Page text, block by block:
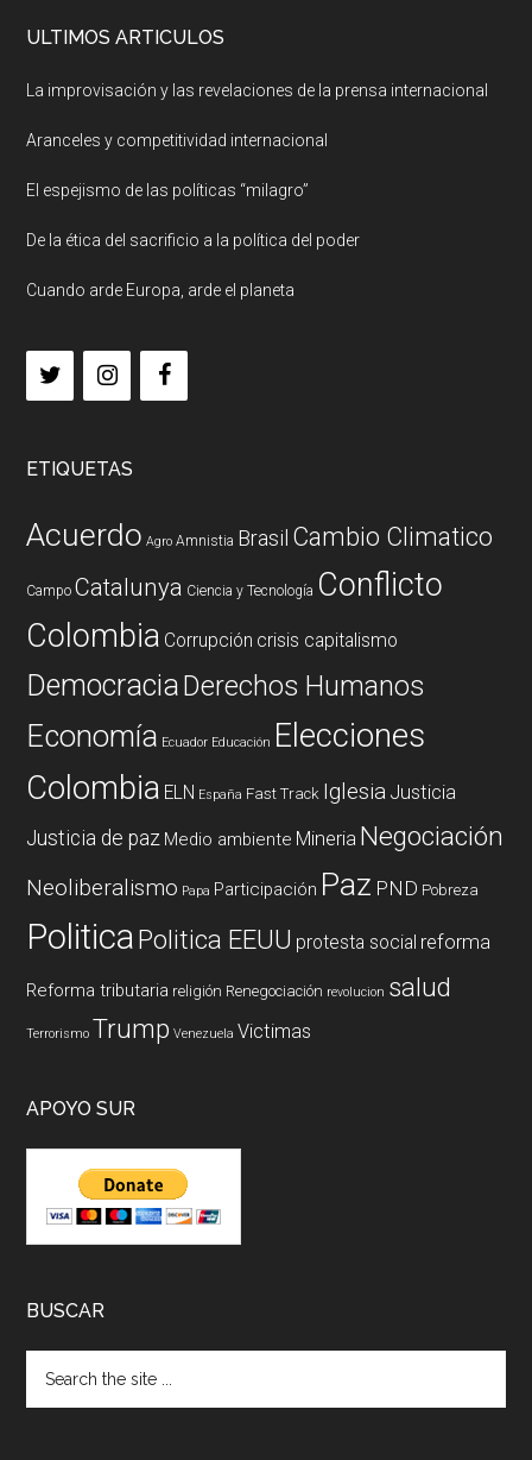
ULTIMOS ARTICULOS
La improvisación y las revelaciones de la prensa internacional
Aranceles y competitividad internacional
El espejismo de las políticas “milagro”
De la ética del sacrificio a la política del poder
Cuando arde Europa, arde el planeta
ETIQUETAS
Acuerdo Agro Amnistia Brasil Cambio Climatico
Campo Catalunya Ciencia y Tecnología Conflicto
Colombia Corrupción crisis capitalismo
DemocraciaDerechos Humanos
Economía Ecuador Educación Elecciones
Colombia ELN España Fast Track Iglesia Justicia
Justicia de paz Medio ambiente Mineria Negociación
Neoliberalismo Papa Participación Paz PND Pobreza
PoliticaPolitica EEUU protesta social reforma
Reforma tributaria religión Renegociación revolucion salud
Terrorismo Trump Venezuela Victimas
APOYO SUR
BUSCAR